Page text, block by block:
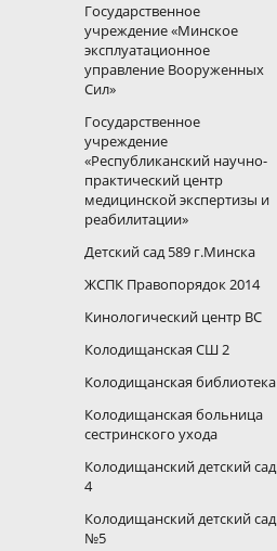
Государственное
учреждение «Минское
эксплуатационное
управление Вооруженных
Сил»
Государственное
учреждение
«Республиканский научно-
практический центр
медицинской экспертизы и
реабилитации»
Детский сад 589 г.Минска
ЖСПК Правопорядок 2014
Кинологический центр ВС
Колодищанская СШ 2
Колодищанская библиотека
Колодищанская больница
сестринского ухода
Колодищанский детский сад
4
Колодищанский детский сад
№5